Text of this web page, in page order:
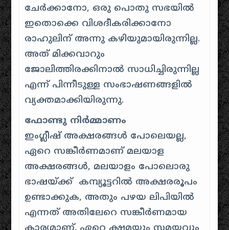
ചേർക്കാനോ, ഒരു പൊതു സഭയിൽ
ഇതൊക്കെ വിശദീകരിക്കാനോ
രാഹുലിന് അന്നു കഴിയുമായിരുന്നില്ല.
അത് മിക്കവാറും
ജോലിത്തിരക്കിനാൽ സാധിച്ചിരുന്നില്ല
എന്ന് പിന്നീടുള്ള സംഭാഷണങ്ങളിൽ
വ്യക്തമാക്കിയിരുന്നു.
ഫോണ്ടു നിർമ്മാണം
ഇംഗ്ലീഷ് അക്ഷരങ്ങൾ പോലെയല്ല,
ഏറെ സങ്കീർണമാണ് മലയാള
അക്ഷരങ്ങൾ, മലയാളം പോലൊരു
ഭാഷയ്ക്ക് കമ്പ്യൂട്ടറിൽ അക്ഷരരൂപം
ഉണ്ടാക്കുക, അതും പഴയ ലിപിയിൽ
എന്നത് അതിലേറെ സങ്കീർണമായ